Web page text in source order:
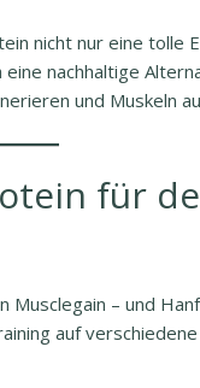
nicht nur eine tolle
nachhaltige
und Muskeln
für
Musclegain – und
auf